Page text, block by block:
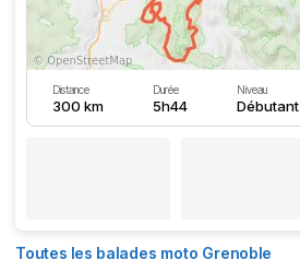
Distance
300 km
Durée
5h44
Niveau
Débutant
Toutes les balades moto Grenoble